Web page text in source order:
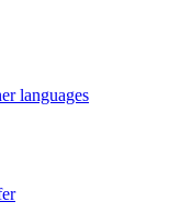
languages